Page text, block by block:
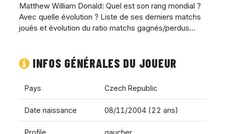
Matthew William Donald: Quel est son rang mondial ?
Avec quelle évolution ? Liste de ses derniers matchs
joués et évolution du ratio matchs gagnés/perdus...
INFOS GÉNÉRALES DU JOUEUR
Pays Czech Republic
Date naissance 08/11/2004 (22 ans)
Profile gaucher